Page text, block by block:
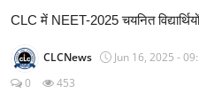
Events News
Educational News
Gallery
CLC में NEET-2025 चयनित
CLCNews Jun 16, 2025 -
0
453